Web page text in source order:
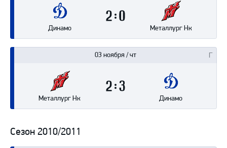
Динамо
2
Металлург Нк
0
03 ноября / чт
Металлург Нк
2
Динамо
3
Сезон 2010/2011